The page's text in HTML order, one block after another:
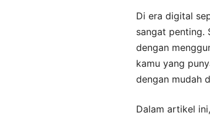
Di era digital
sangat penting.
dengan
kamu yang
dengan mudah
Dalam artikel